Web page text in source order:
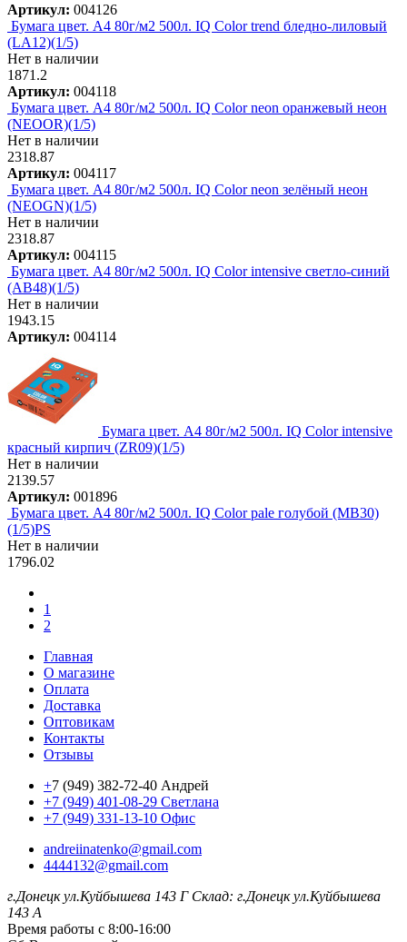
Артикул: 004126
Бумага цвет. А4 80г/м2 500л. IQ Color trend бледно-лиловый
(LA12)(1/5)
Нет в наличии
1871.2
Артикул: 004118
Бумага цвет. А4 80г/м2 500л. IQ Color neon оранжевый неон
(NEOOR)(1/5)
Нет в наличии
2318.87
Артикул: 004117
Бумага цвет. А4 80г/м2 500л. IQ Color neon зелёный неон
(NEOGN)(1/5)
Нет в наличии
2318.87
Артикул: 004115
Бумага цвет. А4 80г/м2 500л. IQ Color intensive светло-синий
(AB48)(1/5)
Нет в наличии
1943.15
Артикул: 004114
Бумага цвет. А4 80г/м2 500л. IQ Color intensive
красный кирпич (ZR09)(1/5)
Нет в наличии
2139.57
Артикул: 001896
Бумага цвет. А4 80г/м2 500л. IQ Color pale голубой (MB30)
(1/5)PS
Нет в наличии
1796.02
1
2
Главная
О магазине
Оплата
Доставка
Оптовикам
Контакты
Отзывы
+7 (949) 382-72-40 Андрей
+7 (949) 401-08-29 Светлана
+7 (949) 331-13-10 Офис
andreiinatenko@gmail.com
4444132@gmail.com
г.Донецк ул.Куйбышева 143 Г Склад: г.Донецк ул.Куйбышева
143 А
Время работы с 8:00-16:00